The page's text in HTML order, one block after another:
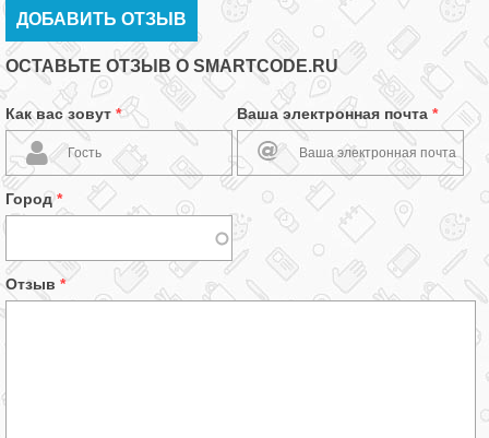
ДОБАВИТЬ ОТЗЫВ
ОСТАВЬТЕ ОТЗЫВ О SMARTCODE.RU
Как вас зовут * Ваша электронная почта *
Город*
Отзыв *